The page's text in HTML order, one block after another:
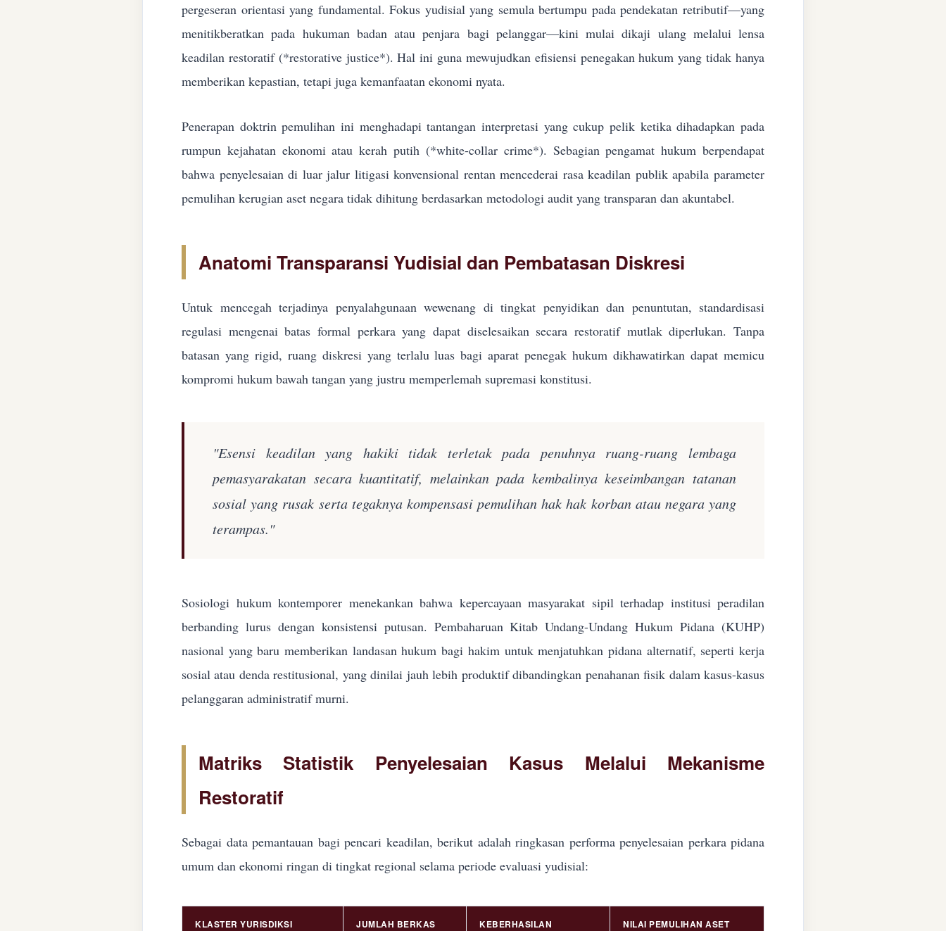
pergeseran orientasi yang fundamental. Fokus yudisial yang semula bertumpu pada pendekatan retributif—yang
menitikberatkan pada hukuman badan atau penjara bagi pelanggar—kini mulai dikaji ulang melalui lensa
keadilan restoratif (*restorative justice*). Hal ini guna mewujudkan efisiensi penegakan hukum yang tidak hanya
memberikan kepastian, tetapi juga kemanfaatan ekonomi nyata.
Penerapan doktrin pemulihan ini menghadapi tantangan interpretasi yang cukup pelik ketika dihadapkan pada
rumpun kejahatan ekonomi atau kerah putih (*white-collar crime*). Sebagian pengamat hukum berpendapat
bahwa penyelesaian di luar jalur litigasi konvensional rentan mencederai rasa keadilan publik apabila parameter
pemulihan kerugian aset negara tidak dihitung berdasarkan metodologi audit yang transparan dan akuntabel.
Anatomi Transparansi Yudisial dan Pembatasan Diskresi
Untuk mencegah terjadinya penyalahgunaan wewenang di tingkat penyidikan dan penuntutan, standardisasi
regulasi mengenai batas formal perkara yang dapat diselesaikan secara restoratif mutlak diperlukan. Tanpa
batasan yang rigid, ruang diskresi yang terlalu luas bagi aparat penegak hukum dikhawatirkan dapat memicu
kompromi hukum bawah tangan yang justru memperlemah supremasi konstitusi.
"Esensi keadilan yang hakiki tidak terletak pada penuhnya ruang-ruang lembaga
pemasyarakatan secara kuantitatif, melainkan pada kembalinya keseimbangan tatanan
sosial yang rusak serta tegaknya kompensasi pemulihan hak hak korban atau negara yang
terampas."
Sosiologi hukum kontemporer menekankan bahwa kepercayaan masyarakat sipil terhadap institusi peradilan
berbanding lurus dengan konsistensi putusan. Pembaharuan Kitab Undang-Undang Hukum Pidana (KUHP)
nasional yang baru memberikan landasan hukum bagi hakim untuk menjatuhkan pidana alternatif, seperti kerja
sosial atau denda restitusional, yang dinilai jauh lebih produktif dibandingkan penahanan fisik dalam kasus-kasus
pelanggaran administratif murni.
Matriks Statistik Penyelesaian Kasus Melalui Mekanisme
Restoratif
Sebagai data pemantauan bagi pencari keadilan, berikut adalah ringkasan performa penyelesaian perkara pidana
umum dan ekonomi ringan di tingkat regional selama periode evaluasi yudisial:
KLASTER YURISDIKSI
JUMLAH BERKAS
KEBERHASILAN
NILAI PEMULIHAN ASET